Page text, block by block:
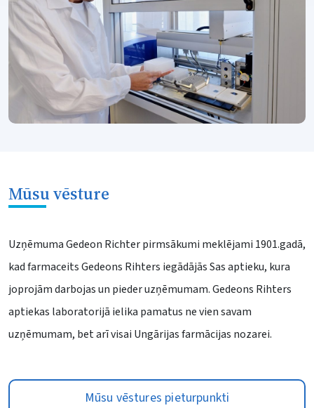
Mūsu vēsture
Uzņēmuma Gedeon Richter pirmsākumi meklējami 1901.gadā,
kad farmaceits Gedeons Rihters iegādājās Sas aptieku, kura
joprojām darbojas un pieder uzņēmumam. Gedeons Rihters
aptiekas laboratorijā ielika pamatus ne vien savam
uzņēmumam, bet arī visai Ungārijas farmācijas nozarei.
Mūsu vēstures pieturpunkti